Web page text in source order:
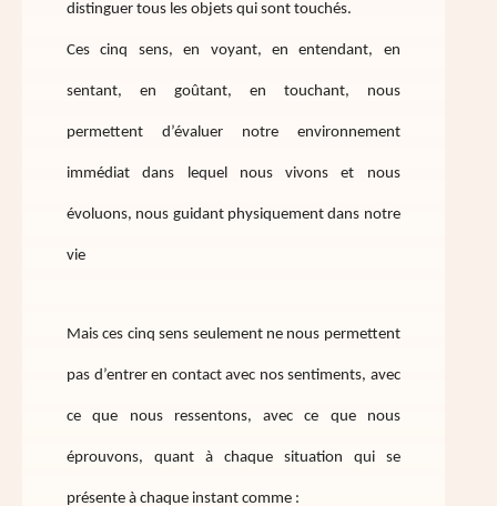
distinguer tous les objets qui sont touchés.
Ces cinq sens, en voyant, en entendant, en
sentant, en goûtant, en touchant, nous
permettent d’évaluer notre environnement
immédiat dans lequel nous vivons et nous
évoluons, nous guidant physiquement dans notre
vie
Mais ces cinq sens seulement ne nous permettent
pas d’entrer en contact avec nos sentiments, avec
ce que nous ressentons, avec ce que nous
éprouvons, quant à chaque situation qui se
présente à chaque instant comme :